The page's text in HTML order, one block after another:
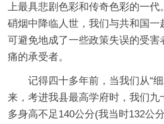
上最具悲剧色彩和传奇色彩的一
硝烟中降临人世，我们与共和国一
可避免地成了一些政策失误的受害
痛的承受者。
记得四十多年前，当我们从“
来，考进我县最高学府时，我们九
多身高不足140公分(我当时132公